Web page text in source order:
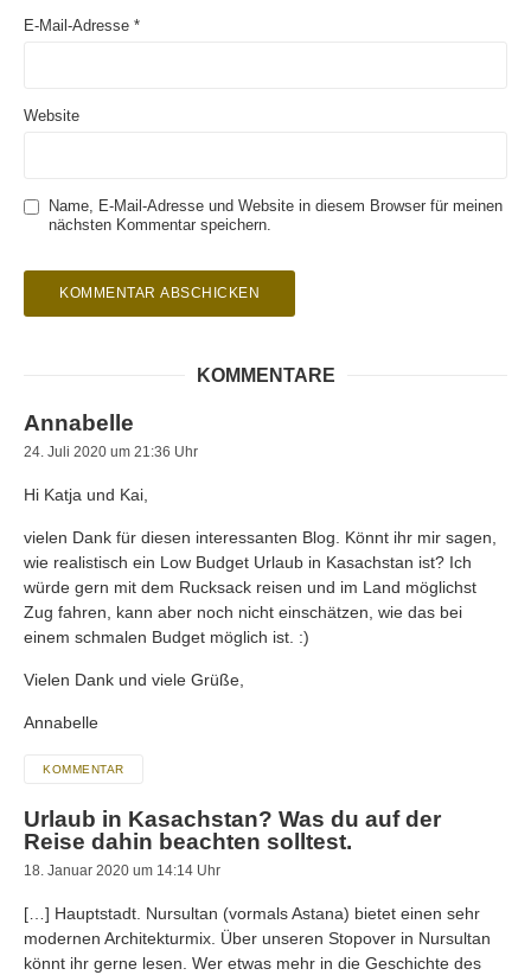
E-Mail-Adresse *
Website
Name, E-Mail-Adresse und Website in diesem Browser für meinen
nächsten Kommentar speichern.
KOMMENTARE
Annabelle
24. Juli 2020 um 21:36 Uhr
Hi Katja und Kai,
vielen Dank für diesen interessanten Blog. Könnt ihr mir sagen,
wie realistisch ein Low Budget Urlaub in Kasachstan ist? Ich
würde gern mit dem Rucksack reisen und im Land möglichst
Zug fahren, kann aber noch nicht einschätzen, wie das bei
einem schmalen Budget möglich ist. :)
Vielen Dank und viele Grüße,
Annabelle
KOMMENTAR
Urlaub in Kasachstan? Was du auf der
Reise dahin beachten solltest.
18. Januar 2020 um 14:14 Uhr
[…] Hauptstadt. Nursultan (vormals Astana) bietet einen sehr
modernen Architekturmix. Über unseren Stopover in Nursultan
könnt ihr gerne lesen. Wer etwas mehr in die Geschichte des